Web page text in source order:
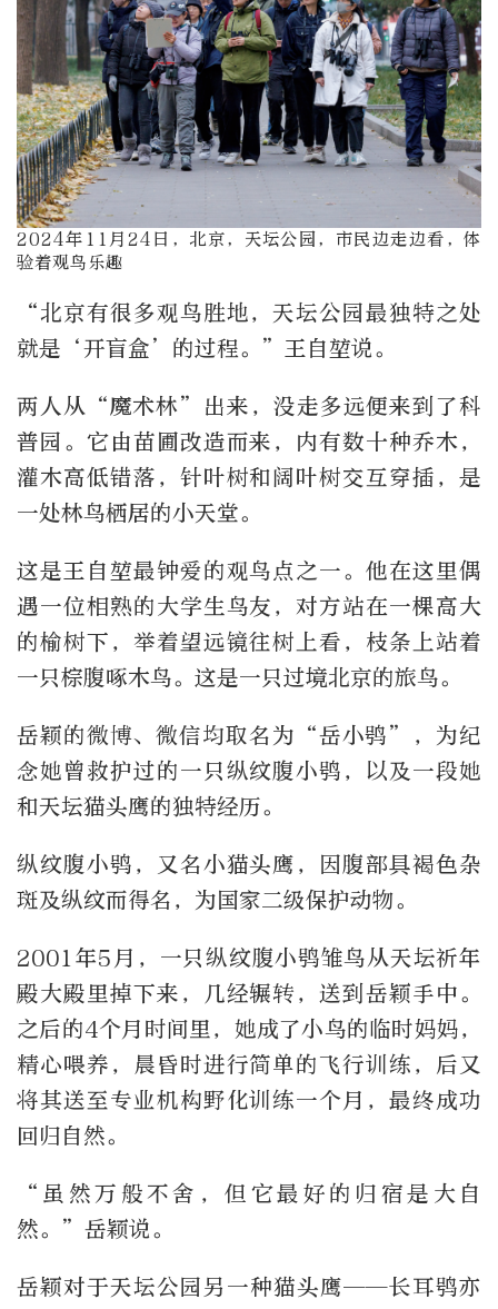
2024年11月24日，北京，天坛公园，市民边走边看，体
验着观鸟乐趣
“北京有很多观鸟胜地，天坛公园最独特之处
就是‘开盲盒’的过程。”王自堃说。
两人从“魔术林”出来，没走多远便来到了科
普园。它由苗圃改造而来，内有数十种乔木，
灌木高低错落，针叶树和阔叶树交互穿插，是
一处林鸟栖居的小天堂。
这是王自堃最钟爱的观鸟点之一。他在这里偶
遇一位相熟的大学生鸟友，对方站在一棵高大
的榆树下，举着望远镜往树上看，枝条上站着
一只棕腹啄木鸟。这是一只过境北京的旅鸟。
岳颖的微博、微信均取名为“岳小鸮”，为纪
念她曾救护过的一只纵纹腹小鸮，以及一段她
和天坛猫头鹰的独特经历。
纵纹腹小鸮，又名小猫头鹰，因腹部具褐色杂
斑及纵纹而得名，为国家二级保护动物。
2001年5月，一只纵纹腹小鸮雏鸟从天坛祈年
殿大殿里掉下来，几经辗转，送到岳颖手中。
之后的4个月时间里，她成了小鸟的临时妈妈，
精心喂养，晨昏时进行简单的飞行训练，后又
将其送至专业机构野化训练一个月，最终成功
回归自然。
“虽然万般不舍，但它最好的归宿是大自
然。”岳颖说。
岳颖对于天坛公园另一种猫头鹰——长耳鸮亦